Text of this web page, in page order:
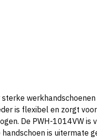
is flexibel en zorgt
De PWH-1014VW is
is uitermate